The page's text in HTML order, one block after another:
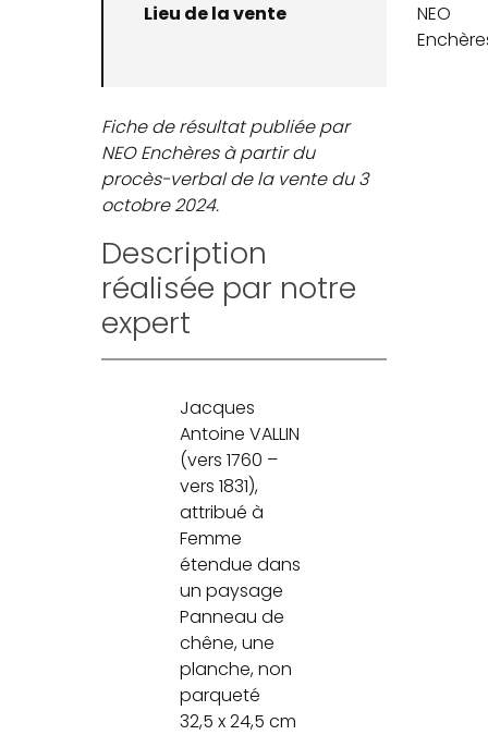
Lieu de la vente
NEO
Fiche de résultat publiée par
NEO Enchères à partir du
procès-verbal de la vente du 3
octobre 2024.
Description
réalisée par notre
expert
Jacques
Antoine VALLIN
(vers 1760 –
vers 1831),
attribué à
Femme
étendue dans
un paysage
Panneau de
chêne, une
planche, non
parqueté
32,5 x 24,5 cm